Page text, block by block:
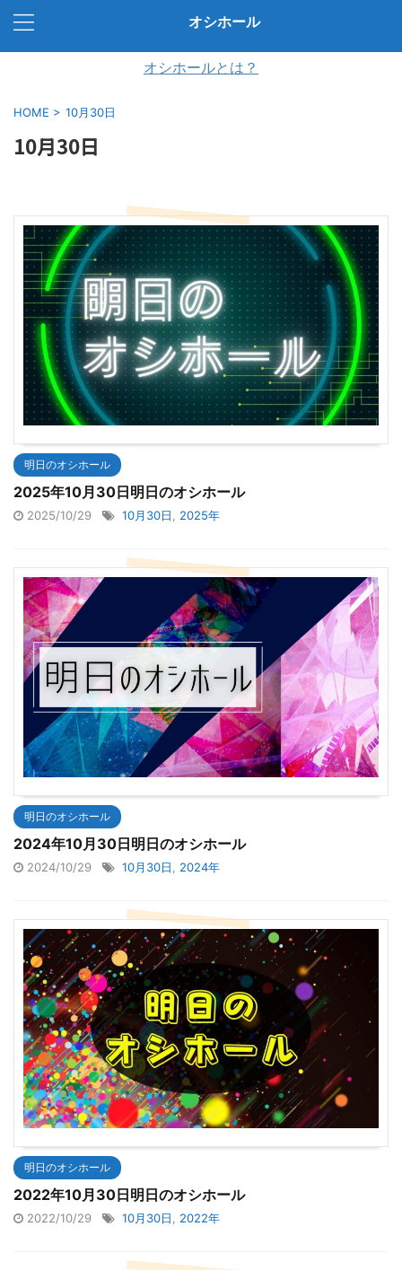
オシホール
オシホールとは？
HOME > 10月30日
10月30日
明日のオシホール
2025年10月30日明日のオシホール
2025/10/29 10月30日 2025年
明日のオシホール
2024年10月30日明日のオシホール
2024/10/29 10月30日 2024年
明日のオシホール
2022年10月30日明日のオシホール
2022/10/29 10月30日, 2022年